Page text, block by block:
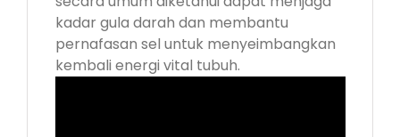
kadar gula darah dan membantu
pernafasan sel untuk menyeimbangkan
kembali energi vital tubuh.